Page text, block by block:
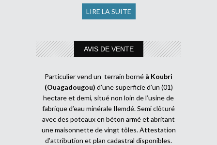
LIRE LA SUITE
AVIS DE VENTE
Particulier vend un terrain borné à Koubri
(Ouagadougou) d’une superficie d’un (01)
hectare et demi, situé non loin de l’usine de
fabrique d’eau minérale Ilemdé. Semi clôturé
avec des poteaux en béton armé et abritant
une maisonnette de vingt tôles. Attestation
d’attribution et plan cadastral disponibles.